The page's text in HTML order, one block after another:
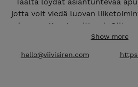
jotta voit viedä luovan
ja saavuttaa tavoitteesi. Olitpa
taiteilija tai yrittäjä luovalla
erottumaan verkossa ja
Show more
hello@viivisiren.com